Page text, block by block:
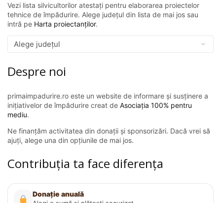
Vezi lista silvicultorilor atestați pentru elaborarea proiectelor
tehnice de împădurire. Alege județul din lista de mai jos sau
intră pe Harta proiectanților.
Despre noi
primaimpadurire.ro este un website de informare și susținere a
inițiativelor de împădurire creat de Asociația 100% pentru
mediu.
Ne finanțăm activitatea din donații și sponsorizări. Dacă vrei să
ajuți, alege una din opțiunile de mai jos.
Contribuția ta face diferența
Donație anuală